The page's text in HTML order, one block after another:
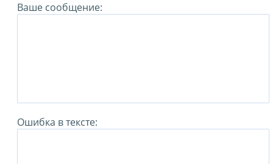
Ваше сообщение:
Ошибка в тексте: